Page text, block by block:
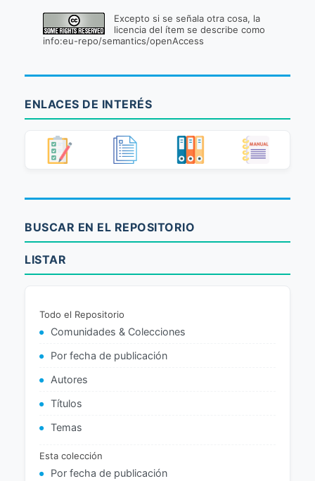
Excepto si se señala otra cosa, la
licencia del ítem se describe como
info:eu-repo/semantics/openAccess
ENLACES DE INTERÉS
BUSCAR EN EL REPOSITORIO
LISTAR
Todo el Repositorio
Comunidades & Colecciones
Por fecha de publicación
Autores
Títulos
Temas
Esta colección
Por fecha de publicación